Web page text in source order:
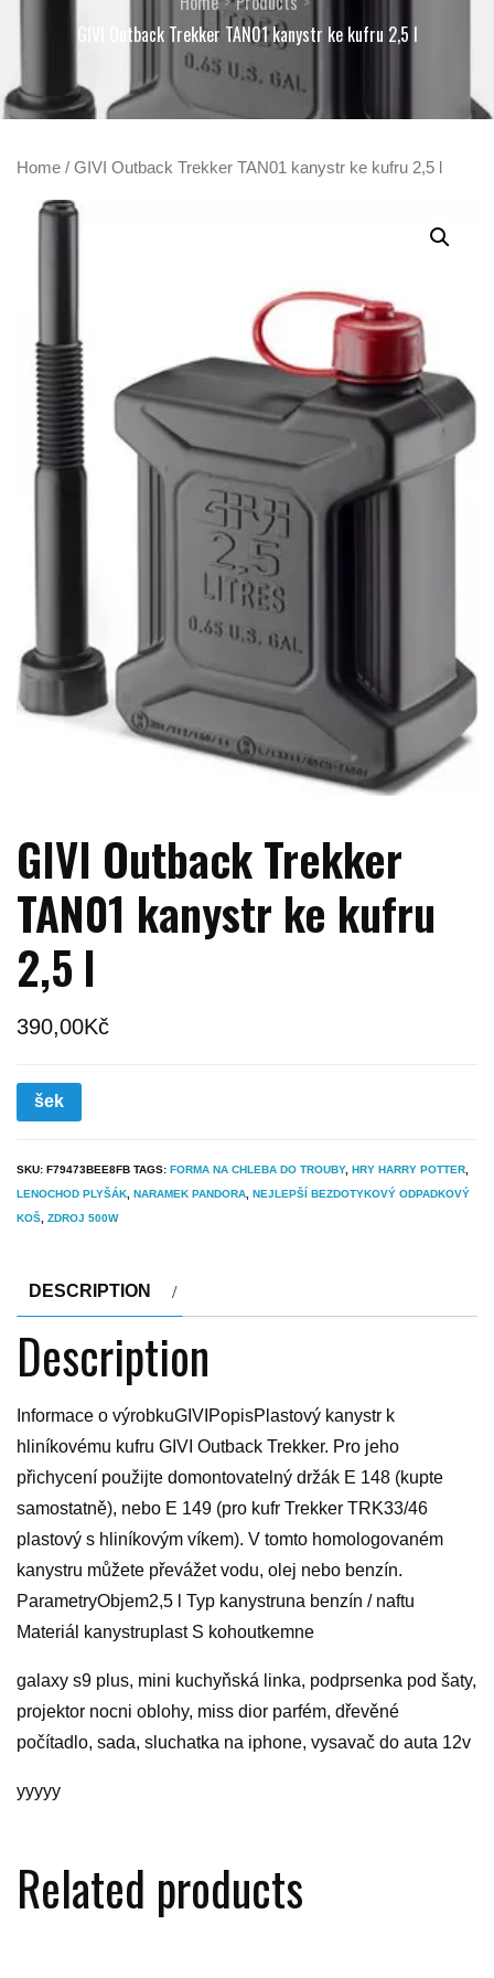
GIVI Outback Trekker TAN01 kanystr ke kufru 2,5 l
Home / GIVI Outback Trekker TAN01 kanystr ke kufru 2,5 l
GIVI Outback Trekker
TAN01 kanystr ke kufru
2,5 l
390,00Kč
šek
SKU: F79473BEE8FB TAGS: FORMA NA CHLEBA DO TROUBY, HRY HARRY POTTER,
LENOCHOD PLYŠÁK, NARAMEK PANDORA, NEJLEPŠÍ BEZDOTYKOVÝ ODPADKOVÝ
KOŠ, ZDROJ 500W
DESCRIPTION
Description
Informace o výrobkuGIVIPopisPlastový kanystr k
hliníkovému kufru GIVI Outback Trekker. Pro jeho
přichycení použijte domontovatelný držák E 148 (kupte
samostatně), nebo E 149 (pro kufr Trekker TRK33/46
plastový s hliníkovým víkem). V tomto homologovaném
kanystru můžete převážet vodu, olej nebo benzín.
ParametryObjem2,5 l Typ kanystruna benzín / naftu
Materiál kanystruplast S kohoutkemne
galaxy s9 plus, mini kuchyňská linka, podprsenka pod šaty,
projektor nocni oblohy, miss dior parfém, dřevěné
počítadlo, sada, sluchatka na iphone, vysavač do auta 12v
yyyyy
Related products